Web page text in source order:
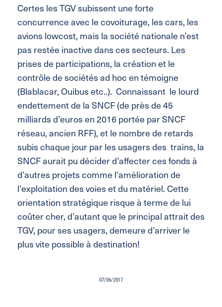
Certes les TGV subissent une forte
concurrence avec le covoiturage, les cars, les
avions lowcost, mais la société nationale n’est
pas restée inactive dans ces secteurs. Les
prises de participations, la création et le
contrôle de sociétés ad hoc en témoigne
(Blablacar, Ouibus etc..). Connaissant le lourd
endettement de la SNCF (de près de 45
milliards d’euros en 2016 portée par SNCF
réseau, ancien RFF), et le nombre de retards
subis chaque jour par les usagers des trains, la
SNCF aurait pu décider d’affecter ces fonds à
d’autres projets comme l’amélioration de
l’exploitation des voies et du matériel. Cette
orientation stratégique risque à terme de lui
coûter cher, d’autant que le principal attrait des
TGV, pour ses usagers, demeure d’arriver le
plus vite possible à destination!
07/06/2017